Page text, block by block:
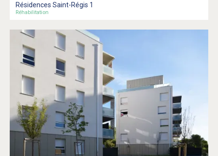
Résidences Saint-Régis 1
Réhabilitation